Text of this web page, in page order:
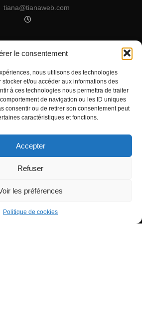
le consentement
nous utilisons des technologies
et/ou accéder aux informations des
à ces technologies nous permettra de traiter
de navigation ou les ID uniques
consentir ou de retirer son consentement peut
caractéristiques et fonctions.
Accepter
Refuser
les préférences
Politique de cookies
tiana@tianaweb.com
de l’Heure Miroir 07h07
: 11h11 signification
de l’Heure Miroir 11h55
- Copyright 2022 Tiana à ton service
de confidentialité